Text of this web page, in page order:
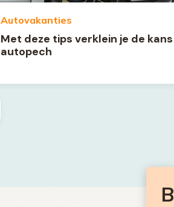
Autovakanties
Met deze tips verklein je de
autopech